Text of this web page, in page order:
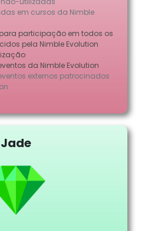
em cursos da Nimble
participação em todos os
pela Nimble Evolution
da Nimble Evolution
externos patrocinados
Jade